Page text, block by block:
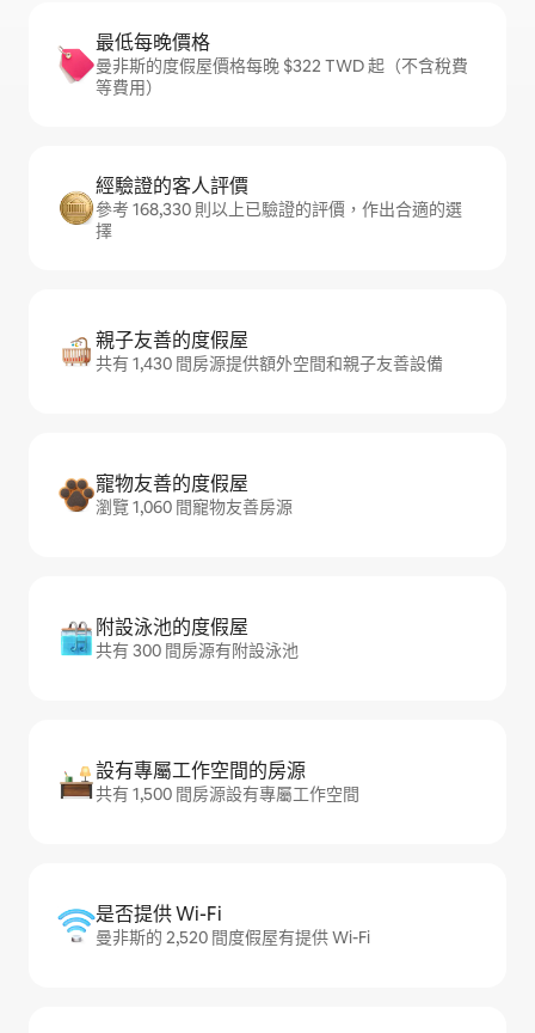
最低每晚價格
曼非斯的度假屋價格每晚 $322 TWD 起（不含稅費
等費用）
經驗證的客人評價
參考 168,330 則以上已驗證的評價，作出合適的選
擇
親子友善的度假屋
共有 1,430 間房源提供額外空間和親子友善設備
寵物友善的度假屋
瀏覽 1,060 間寵物友善房源
附設泳池的度假屋
共有 300 間房源有附設泳池
設有專屬工作空間的房源
共有 1,500 間房源設有專屬工作空間
是否提供 Wi-Fi
曼非斯的 2,520 間度假屋有提供 Wi-Fi